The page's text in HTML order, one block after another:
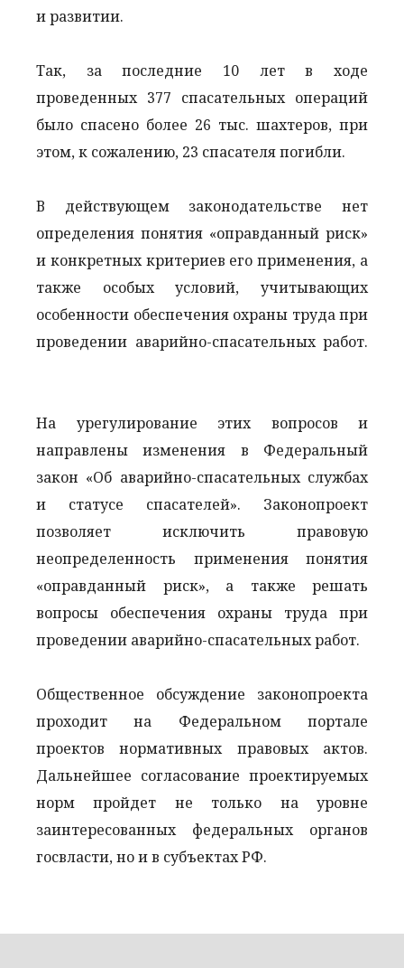
и развитии.
Так, за последние 10 лет в ходе
проведенных 377 спасательных операций
было спасено более 26 тыс. шахтеров, при
этом, к сожалению, 23 спасателя погибли.
В действующем законодательстве нет
определения понятия «оправданный риск»
и конкретных критериев его применения, а
также особых условий, учитывающих
особенности обеспечения охраны труда при
проведении аварийно-спасательных работ.
На урегулирование этих вопросов и
направлены изменения в Федеральный
закон «Об аварийно-спасательных службах
и статусе спасателей». Законопроект
позволяет исключить правовую
неопределенность применения понятия
«оправданный риск», а также решать
вопросы обеспечения охраны труда при
проведении аварийно-спасательных работ.
Общественное обсуждение законопроекта
проходит на Федеральном портале
проектов нормативных правовых актов.
Дальнейшее согласование проектируемых
норм пройдет не только на уровне
заинтересованных федеральных органов
госвласти, но и в субъектах РФ.